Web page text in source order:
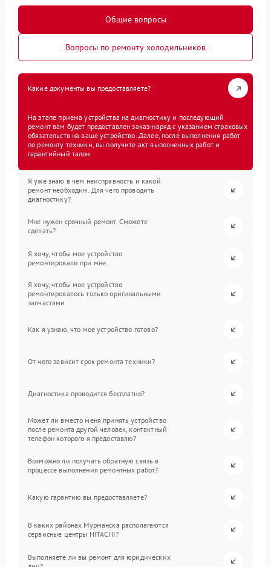
Общие вопросы
Вопросы по ремонту холодильников
Какие документы вы предоставляете?
На этапе приема устройства на диагностику и последующий
ремонт вам будет предоставлен заказ-наряд с указанием страховых
обязательств на ваше устройство. Далее, после выполнения работ
по ремонту техники, вы получите акт выполненных работ и
гарантийный талон.
Я уже знаю в чем неисправность и какой
ремонт необходим. Для чего проводить
диагностику?
Мне нужен срочный ремонт. Сможете
сделать?
Я хочу, чтобы мое устройство
ремонтировали при мне.
Я хочу, чтобы мое устройство
ремонтировалось только оригинальными
запчастями.
Как я узнаю, что мое устройство готово?
От чего зависит срок ремонта техники?
Диагностика проводится бесплатно?
Может ли вместо меня принять устройство
после ремонта другой человек, контактный
телефон которого я предоставлю?
Возможно ли получать обратную связь в
процессе выполнения ремонтных работ?
Какую гарантию вы предоставляете?
В каких районах Мурманска располагаются
сервисные центры HITACHI?
Выполняете ли вы ремонт для юридических